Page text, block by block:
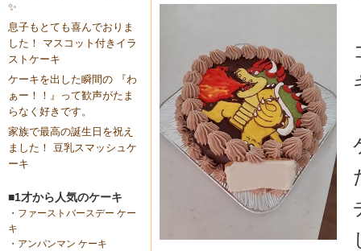
✨
息子もとても喜んでおりま
した！ マスコット付きイラ
ストケーキ
ケーキを出した瞬間の 『わ
ぁー！！』って歓声がたま
らなく好きです。
家族で最高の誕生日を祝え
ました！ 豆乳スマッシュケ
ーキ
■1才から人気のケーキ
・ ファーストバースデー ケー
キ
・ アンパンマン ケーキ